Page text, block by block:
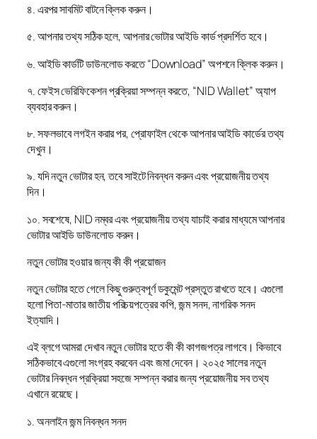
৪. এরপর সাবমিট বাটনে ক্লিক করুন।
৫. আপনার তথ্য সঠিক হলে, আপনার ভোটার আইডি কার্ড প্রদর্শিত হবে।
৬. আইডি কার্ডটি ডাউনলোড করতে “Download” অপশনে ক্লিক করুন।
৭. ফেইস ভেরিফিকেশন প্রক্রিয়া সম্পন্ন করতে, “NID Wallet” অ্যাপ
ব্যবহার করুন।
৮. সফলভাবে লগইন করার পর, প্রোফাইল থেকে আপনার আইডি কার্ডের তথ্য
দেখুন।
৯. যদি নতুন ভোটার হন, তবে সাইটে নিবন্ধন করুন এবং প্রয়োজনীয় তথ্য
দিন।
১০. সবশেষে, NID নম্বর এবং প্রয়োজনীয় তথ্য যাচাই করার মাধ্যমে আপনার
ভোটার আইডি ডাউনলোড করুন।
নতুন ভোটার হওয়ার জন্য কী কী প্রয়োজন
নতুন ভোটার হতে গেলে কিছু গুরুত্বপূর্ণ ডকুমেন্ট প্রস্তুত রাখতে হবে। এগুলো
হলো পিতা-মাতার জাতীয় পরিচয়পত্রের কপি, জন্ম সনদ, নাগরিক সনদ
ইত্যাদি।
এই ব্লগে আমরা দেখাব নতুন ভোটার হতে কী কী কাগজপত্র লাগবে। কিভাবে
সঠিকভাবে এগুলো সংগ্রহ করবেন এবং জমা দেবেন। ২০২৫ সালের নতুন
ভোটার নিবন্ধন প্রক্রিয়া সহজে সম্পন্ন করার জন্য প্রয়োজনীয় সব তথ্য
এখানে রয়েছে।
১. অনলাইন জন্ম নিবন্ধন সনদ